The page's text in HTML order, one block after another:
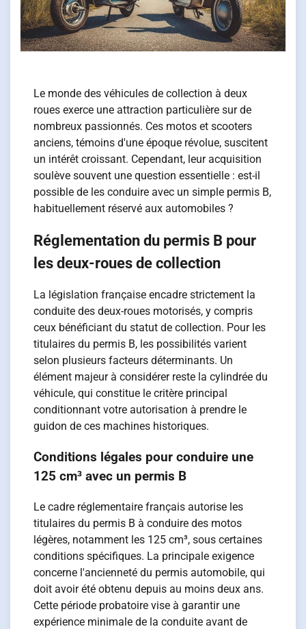
Le monde des véhicules de collection à deux
roues exerce une attraction particulière sur de
nombreux passionnés. Ces motos et scooters
anciens, témoins d'une époque révolue, suscitent
un intérêt croissant. Cependant, leur acquisition
soulève souvent une question essentielle : est-il
possible de les conduire avec un simple permis B,
habituellement réservé aux automobiles ?
Réglementation du permis B pour
les deux-roues de collection
La législation française encadre strictement la
conduite des deux-roues motorisés, y compris
ceux bénéficiant du statut de collection. Pour les
titulaires du permis B, les possibilités varient
selon plusieurs facteurs déterminants. Un
élément majeur à considérer reste la cylindrée du
véhicule, qui constitue le critère principal
conditionnant votre autorisation à prendre le
guidon de ces machines historiques.
Conditions légales pour conduire une
125 cm³ avec un permis B
Le cadre réglementaire français autorise les
titulaires du permis B à conduire des motos
légères, notamment les 125 cm³, sous certaines
conditions spécifiques. La principale exigence
concerne l'ancienneté du permis automobile, qui
doit avoir été obtenu depuis au moins deux ans.
Cette période probatoire vise à garantir une
expérience minimale de la conduite avant de